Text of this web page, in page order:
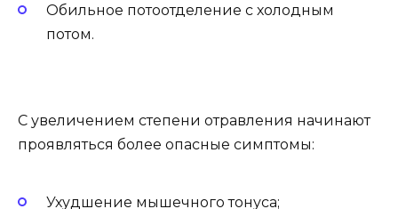
Обильное потоотделение с холодным
потом.
С увеличением степени отравления начинают
проявляться более опасные симптомы:
Ухудшение мышечного тонуса;